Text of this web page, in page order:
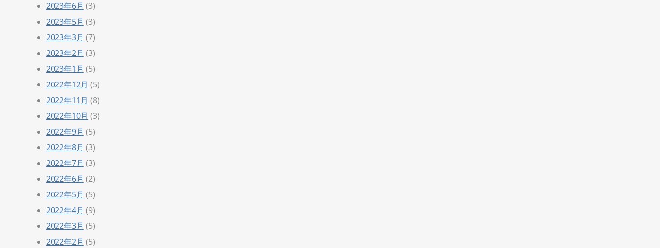
2023年6月 (3)
2023年5月 (3)
2023年3月 (7)
2023年2月 (3)
2023年1月 (5)
2022年12月 (5)
2022年11月 (8)
2022年10月 (3)
2022年9月 (5)
2022年8月 (3)
2022年7月 (3)
2022年6月 (2)
2022年5月 (5)
2022年4月 (9)
2022年3月 (5)
2022年2月 (5)